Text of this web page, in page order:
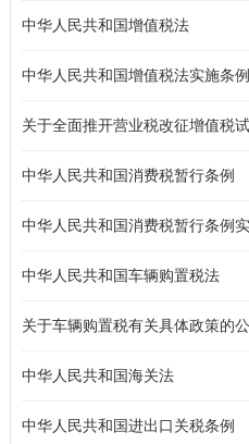
中华人民共和国增值税法
中华人民共和国增值税法实施条例
关于全面推开营业税改征增值税
中华人民共和国消费税暂行条例
中华人民共和国消费税暂行条例
中华人民共和国车辆购置税法
关于车辆购置税有关具体政策的
中华人民共和国海关法
中华人民共和国进出口关税条例